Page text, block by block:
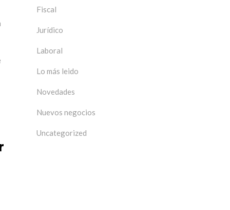
Fiscal
Jurídico
Laboral
Lo más leido
Novedades
Nuevos negocios
Uncategorized